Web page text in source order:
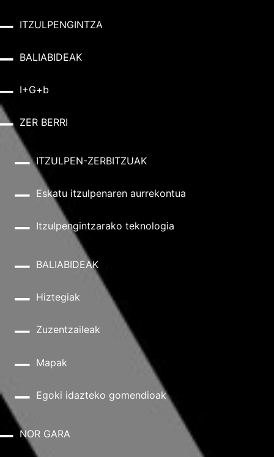
ITZULPENGINTZA
BALIABIDEAK
I+G+b
ZER BERRI
ITZULPEN-ZERBITZUAK
Eskatu itzulpenaren aurrekontua
Itzulpengintzarako teknologia
BALIABIDEAK
Hiztegiak
Zuzentzaileak
Mapak
Egoki idazteko gomendioak
NOR GARA